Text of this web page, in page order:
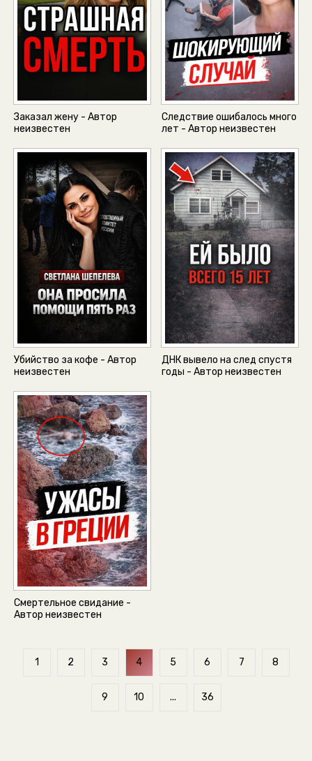
Заказал жену - Автор
неизвестен
Следствие ошибалось много
лет - Автор неизвестен
Убийство за кофе - Автор
неизвестен
ДНК вывело на след спустя
годы - Автор неизвестен
Смертельное свидание -
Автор неизвестен
1 2 3 4 5 6 7 8
9 10 ... 36